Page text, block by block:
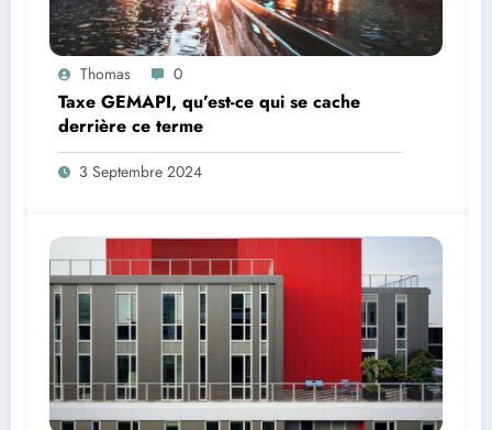
Thomas 0
Taxe GEMAPI, qu’est-ce qui se cache
derrière ce terme
3 Septembre 2024